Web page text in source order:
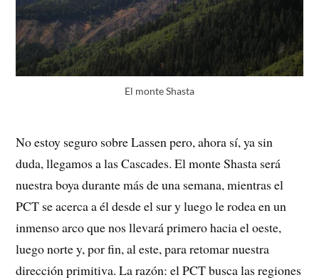
El monte Shasta
No estoy seguro sobre Lassen pero, ahora sí, ya sin
duda, llegamos a las Cascades. El monte Shasta será
nuestra boya durante más de una semana, mientras el
PCT se acerca a él desde el sur y luego le rodea en un
inmenso arco que nos llevará primero hacia el oeste,
luego norte y, por fin, al este, para retomar nuestra
dirección primitiva. La razón: el PCT busca las regiones